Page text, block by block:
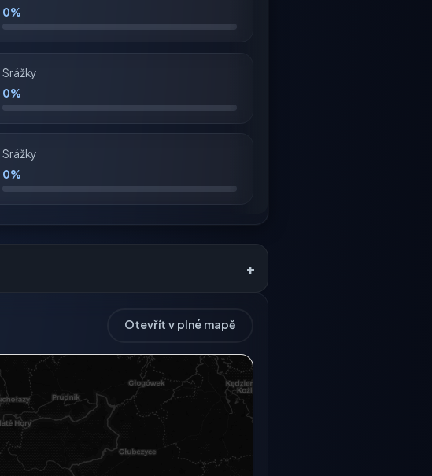
0%
Srážky
0%
Srážky
0%
+
Otevřít v plné mapě